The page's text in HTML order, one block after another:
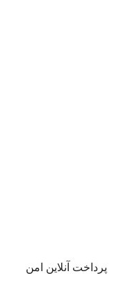
پرداخت آنلاین امن